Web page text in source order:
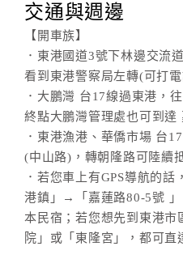
交通與週邊
【開車族】
．東港國道3號下林邊交流
看到東港警察局左轉(可打
．大鵬灣 台17線過東港，
終點大鵬灣管理處也可到達
．東港漁港、華僑市場 台
(中山路)，轉朝隆路可陸續
．若您車上有GPS導航的
港鎮」→「嘉蓮路80-5號
本民宿；若您想先到東港市
院」或「東隆宮」，都可直